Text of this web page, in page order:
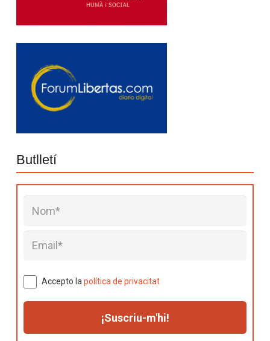
Butlletí
Accepto lapolítica de privacitat